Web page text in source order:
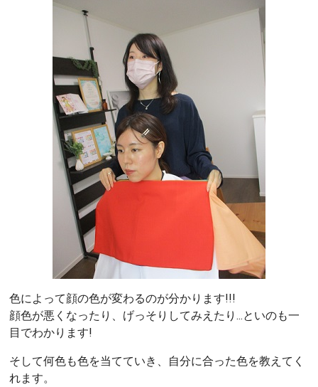
色によって顔の色が変わるのが分かります!!!
顔色が悪くなったり、げっそりしてみえたり...といのも一
目でわかります!
そして何色も色を当てていき、自分に合った色を教えてく
れます。